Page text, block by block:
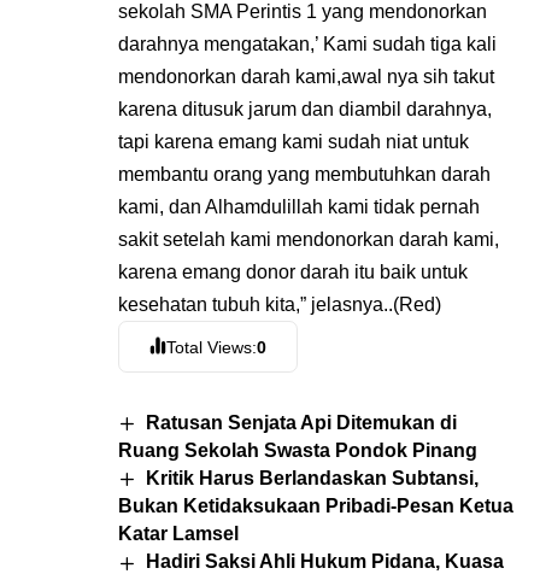
sekolah SMA Perintis 1 yang mendonorkan
darahnya mengatakan,’ Kami sudah tiga kali
mendonorkan darah kami,awal nya sih takut
karena ditusuk jarum dan diambil darahnya,
tapi karena emang kami sudah niat untuk
membantu orang yang membutuhkan darah
kami, dan Alhamdulillah kami tidak pernah
sakit setelah kami mendonorkan darah kami,
karena emang donor darah itu baik untuk
kesehatan tubuh kita,” jelasnya..(Red)
Total Views:0
Ratusan Senjata Api Ditemukan di
Ruang Sekolah Swasta Pondok Pinang
Kritik Harus Berlandaskan Subtansi,
Bukan Ketidaksukaan Pribadi-Pesan Ketua
Katar Lamsel
Hadiri Saksi Ahli Hukum Pidana, Kuasa